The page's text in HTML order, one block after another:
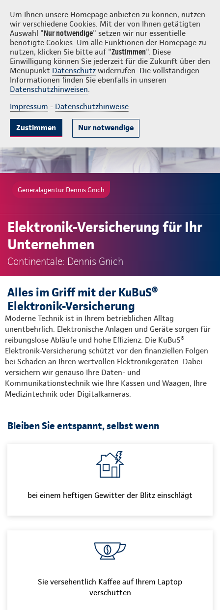
Um Ihnen unsere Homepage anbieten zu können, nutzen
wir verschiedene Cookies. Mit der von Ihnen getätigten
Auswahl "Nur notwendige" setzen wir nur essentielle
benötigte Cookies. Um alle Funktionen der Homepage zu
nutzen, klicken Sie bitte auf "Zustimmen". Diese
Einwilligung können Sie jederzeit für die Zukunft über den
Menüpunkt Datenschutz widerrufen. Die vollständigen
Informationen finden Sie ebenfalls in unseren
Datenschutzhinweisen.
Impressum - Datenschutzhinweise
Zustimmen Nur notwendige
Dennis Gnich Login
Gute Gründe Tarife & Leistungen Wissenswertes Beratung &
Generalagentur Dennis Gnich
Elektronik-Versicherung für Ihr
Unternehmen
Continentale: Dennis Gnich
Alles im Griff mit der KuBuS®
Elektronik-Versicherung
Moderne Technik ist in Ihrem betrieblichen Alltag
unentbehrlich. Elektronische Anlagen und Geräte sorgen für
reibungslose Abläufe und hohe Effizienz. Die KuBuS®
Elektronik-Versicherung schützt vor den finanziellen Folgen
bei Schäden an Ihren wertvollen Elektronikgeräten. Dabei
versichern wir genauso Ihre Daten- und
Kommunikationstechnik wie Ihre Kassen und Waagen, Ihre
Medizintechnik oder Digitalkameras.
Bleiben Sie entspannt, selbst wenn
bei einem heftigen Gewitter der Blitz einschlägt
Sie versehentlich Kaffee auf Ihrem Laptop
verschütten